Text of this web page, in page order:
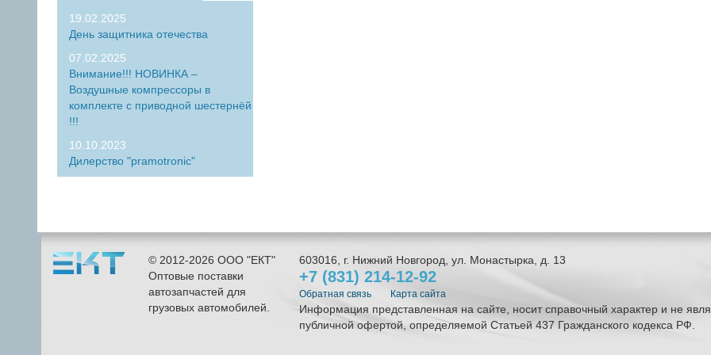
19.02.2025
День защитника отечества
07.02.2025
Внимание!!! НОВИНКА –
Воздушные компрессоры в
комплекте с приводной шестернёй
!!!
10.10.2023
Дилерство "pramotronic"
© 2012-2026 ООО "ЕКТ"
Оптовые поставки
автозапчастей для
грузовых автомобилей.
603016 , г. Нижний Новгород ул. Монастырка, д. 13
+7 (831) 214-12-92
Обратная связь Карта сайта
Информация представленная на сайте, носит справочный характер и не
публичной офертой, определяемой Статьей 437 Гражданского кодекса РФ.